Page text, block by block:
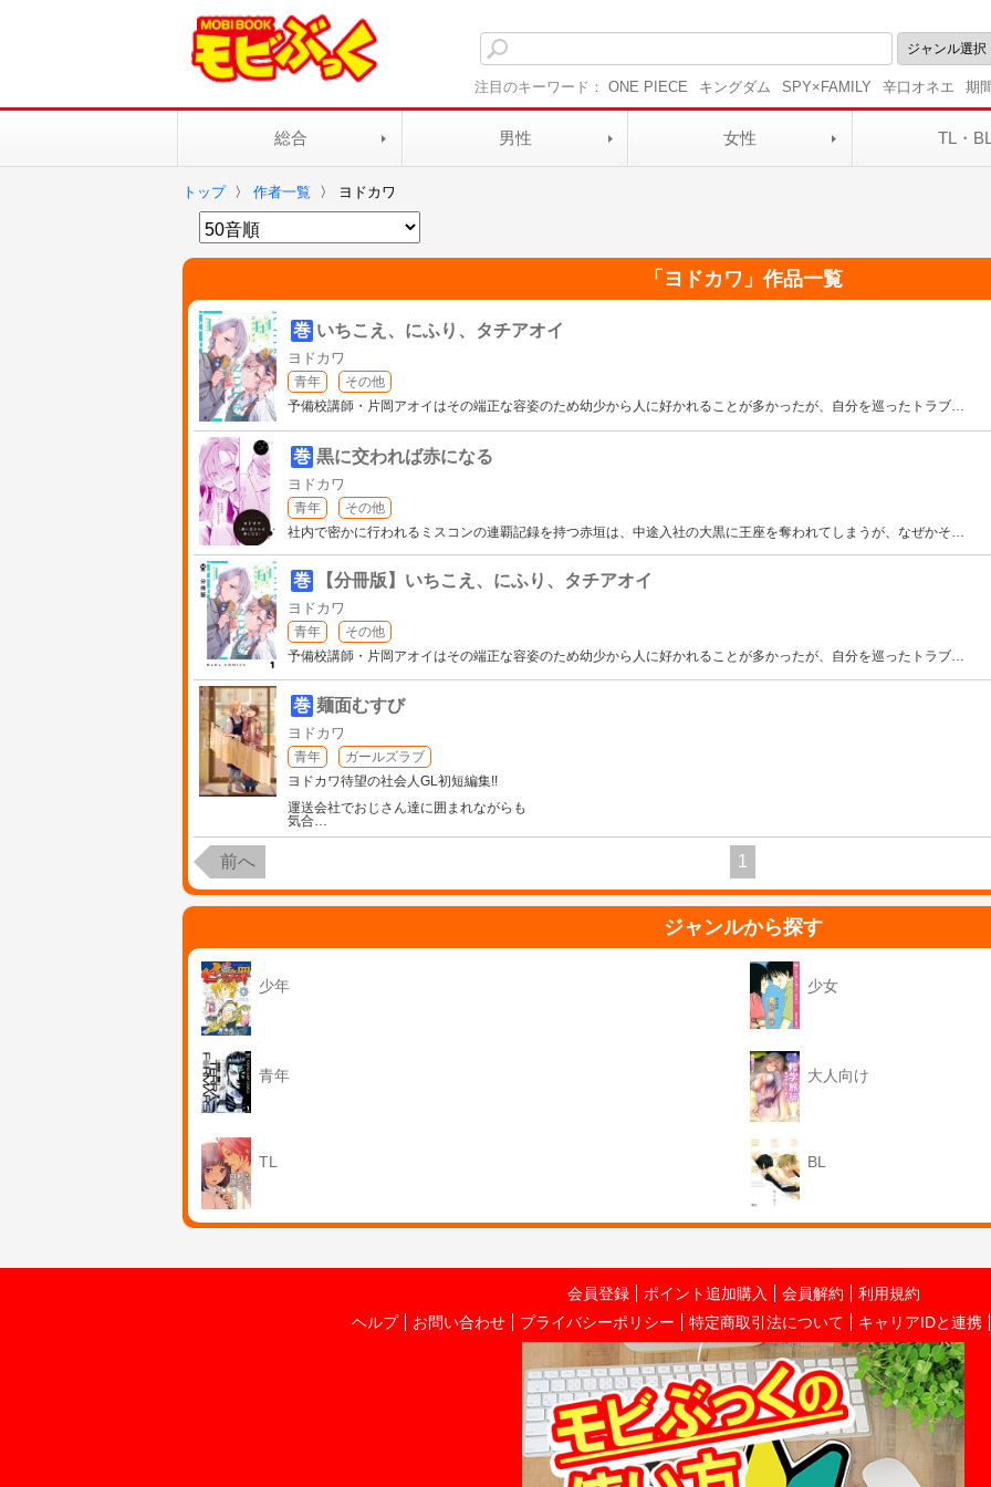
注目のキーワード： ONE PIECE キングダム SPY×FAMILY 辛口オネエ 期
総合 男性 女性 TL・
トップ 〉 作者一覧 〉 ヨドカワ
「 ヨドカワ 」作品一覧
巻 いちこえ、にふり、タチアオイ
ヨドカワ
青年
その他
予備校講師・片岡アオイはその端正な容姿のため幼少から人に好かれることが多かったが、自分を巡ったトラブ…
巻 黒に交われば赤になる
ヨドカワ
青年
その他
社内で密かに行われるミスコンの連覇記録を持つ赤垣は、中途入社の大黒に王座を奪われてしまうが、なぜかそ…
巻 【分冊版】いちこえ、にふり、タチアオイ
ヨドカワ
青年
その他
予備校講師・片岡アオイはその端正な容姿のため幼少から人に好かれることが多かったが、自分を巡ったトラブ…
巻 麺面むすび
ヨドカワ
青年
ガールズラブ
ヨドカワ待望の社会人GL初短編集!!
運送会社でおじさん達に囲まれながらも
気合…
前へ 1
ジャンルから探す
少年 少女
青年 大人向け
TL BL
会員登録 ポイント追加購入 会員解約
利用規約
ヘルプ
お問い合わせ プライバシーポリシー 特定商取引法について キャリアIDと連携